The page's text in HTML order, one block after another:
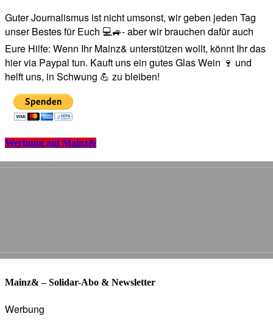
Guter Journalismus ist nicht umsonst, wir geben jeden Tag
unser Bestes für Euch 💻🚙- aber wir brauchen dafür auch
Eure Hilfe: Wenn Ihr Mainz& unterstützen wollt, könnt Ihr das
hier via Paypal tun. Kauft uns ein gutes Glas Wein 🍷 und
helft uns, in Schwung 💪 zu bleiben!
Werbung auf Mainz&
Mainz& – Solidar-Abo & Newsletter
Werbung